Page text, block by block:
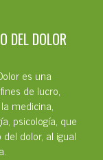
DEL DOLOR
es una
de lucro,
medicina,
psicología, que
dolor, al igual